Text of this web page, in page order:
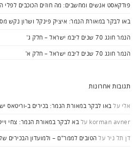
פודקאסט אנשים ומחשבים: מה חוזים הכוכבים לפלי
באו לבקר במאורת הנמר: איציק פינקל ושרון נקש
הנמר חוגג 70 שנים ליבמ ישראל – חלק ג'
הנמר חוגג 70 שנים ליבמ ישראל – חלק א'
תגובות אחרונות
אלי עלבאו לבקר במאורת הנמר: בכירים ב-וריטאס
korman avner עלבא לבקר במאורת הנמר: צחי
דן תל ניר על הטובים לממר"ם – ולמועדון הבכירים